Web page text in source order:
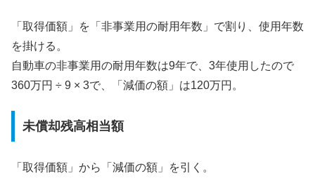
「取得価額」を「非事業用の耐用年数」で割り、使用年数
を掛ける。
自動車の非事業用の耐用年数は9年で、3年使用したので
360万円 ÷ 9 × 3で、「減価の額」は120万円。
未償却残高相当額
「取得価額」から「減価の額」を引く。